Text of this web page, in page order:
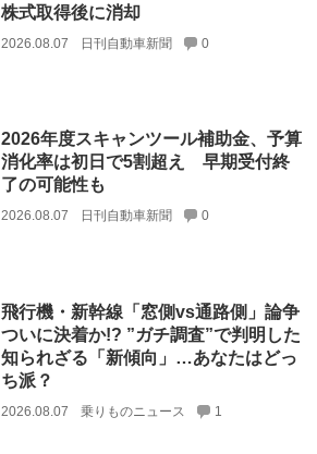
株式取得後に消却
2026.08.07 日刊自動車新聞 0
2026年度スキャンツール補助金、予算
消化率は初日で5割超え 早期受付終
了の可能性も
2026.08.07 日刊自動車新聞 0
飛行機・新幹線「窓側vs通路側」論争
ついに決着か!? ”ガチ調査”で判明した
知られざる「新傾向」…あなたはどっ
ち派？
2026.08.07 乗りものニュース 1